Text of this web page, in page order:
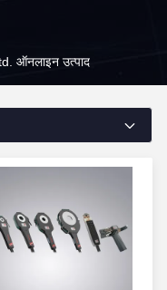
ऑनलाइन उत्पाद